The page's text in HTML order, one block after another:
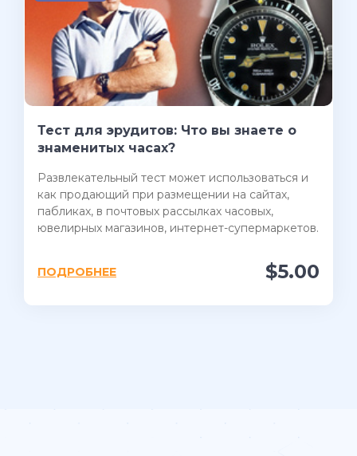
Тест для эрудитов: Что вы знаете о
знаменитых часах?
Развлекательный тест может использоваться и
как продающий при размещении на сайтах,
пабликах, в почтовых рассылках часовых,
ювелирных магазинов, интернет-супермаркетов.
$5.00
ПОДРОБНЕЕ